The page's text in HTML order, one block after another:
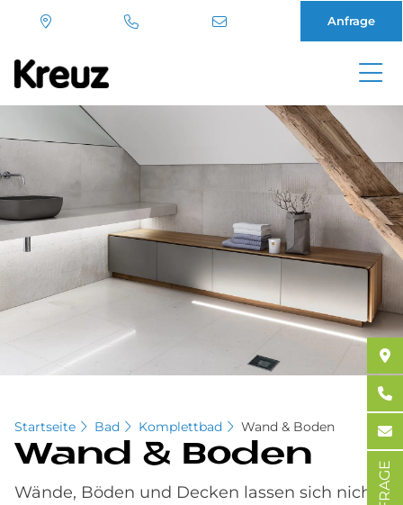
Inhalt
Anfrage
Startseite Bad Komplettbad Wand & Boden
Wand & Bo­den
Wände, Böden und Decken lassen sich nicht